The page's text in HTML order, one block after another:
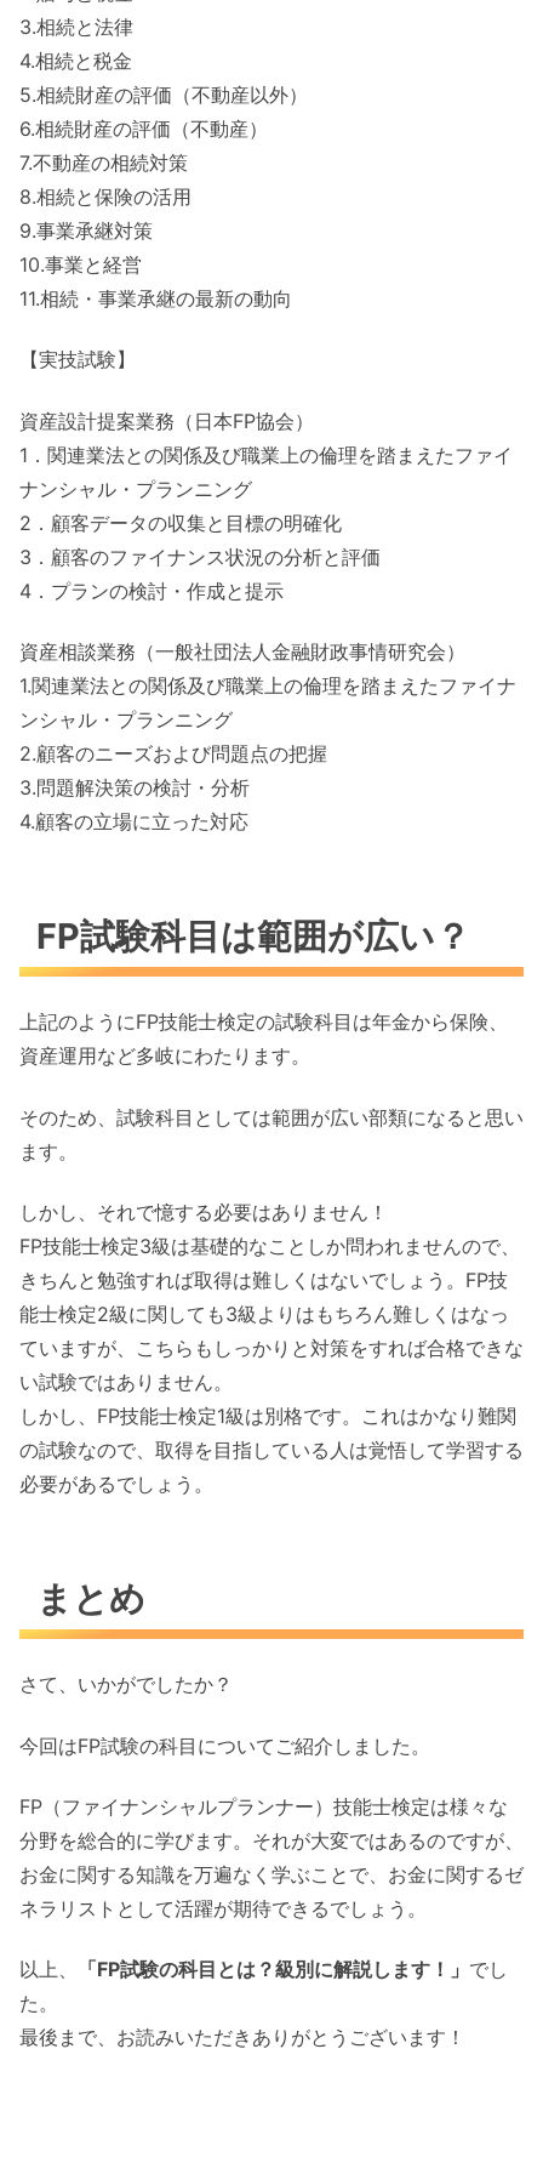
3.相続と法律
4.相続と税金
5.相続財産の評価（不動産以外）
6.相続財産の評価（不動産）
7.不動産の相続対策
8.相続と保険の活用
9.事業承継対策
10.事業と経営
11.相続・事業承継の最新の動向
【実技試験】
資産設計提案業務（日本FP協会）
1．関連業法との関係及び職業上の倫理を踏まえたファイ
ナンシャル・プランニング
2．顧客データの収集と目標の明確化
3．顧客のファイナンス状況の分析と評価
4．プランの検討・作成と提示
資産相談業務（一般社団法人金融財政事情研究会）
1.関連業法との関係及び職業上の倫理を踏まえたファイナ
ンシャル・プランニング
2.顧客のニーズおよび問題点の把握
3.問題解決策の検討・分析
4.顧客の立場に立った対応
FP試験科目は範囲が広い？
上記のようにFP技能士検定の試験科目は年金から保険、
資産運用など多岐にわたります。
そのため、試験科目としては範囲が広い部類になると思い
ます。
しかし、それで憶する必要はありません！
FP技能士検定3級は基礎的なことしか問われませんので、
きちんと勉強すれば取得は難しくはないでしょう。FP技
能士検定2級に関しても3級よりはもちろん難しくはなっ
ていますが、こちらもしっかりと対策をすれば合格できな
い試験ではありません。
しかし、FP技能士検定1級は別格です。これはかなり難関
の試験なので、取得を目指している人は覚悟して学習する
必要があるでしょう。
まとめ
さて、いかがでしたか？
今回はFP試験の科目についてご紹介しました。
FP（ファイナンシャルプランナー）技能士検定は様々な
分野を総合的に学びます。それが大変ではあるのですが、
お金に関する知識を万遍なく学ぶことで、お金に関するゼ
ネラリストとして活躍が期待できるでしょう。
以上、 「FP試験の科目とは？級別に解説します！」 でし
た。
最後まで、お読みいただきありがとうございます！